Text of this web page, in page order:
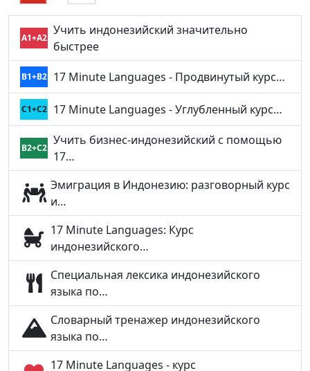
A1+A2
Учить индонезийский значительно
быстрее
B1+B2 17 Minute Languages - Продвинутый курс…
C1+C2 17 Minute Languages - Углубленный курс…
B2+C2
Учить бизнес-индонезийский с помощью
17…
Эмиграция в Индонезию: разговорный курс
и…
17 Minute Languages: Курс
индонезийского…
Специальная лексика индонезийского
языка по…
Словарный тренажер индонезийского
языка по…
17 Minute Languages - курс